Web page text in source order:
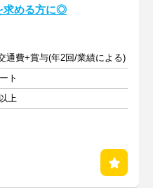
求める方に◎
通費+賞与(年2回/業績による)
ト
上